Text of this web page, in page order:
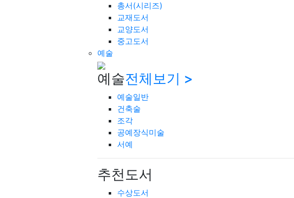
총서(시리즈)
교재도서
교양도서
중고도서
예술
예술전체보기 >
예술일반
건축술
조각
공예장식미술
서예
추천도서
수상도서